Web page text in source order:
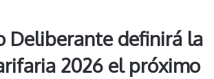
Deliberante definirá la
2026 el próximo